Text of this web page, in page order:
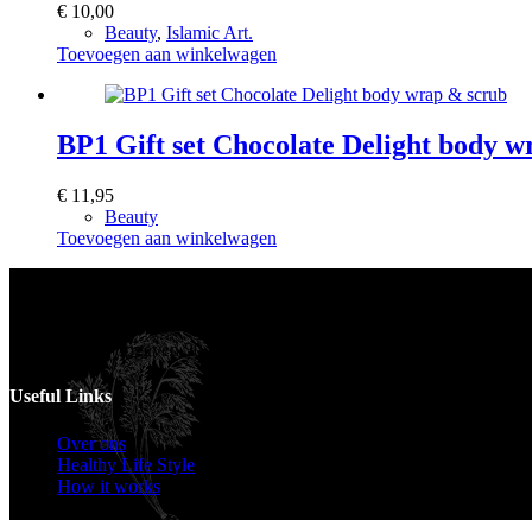
€ 10,00
Beauty, Islamic Art.
Toevoegen aan winkelwagen
BP1 Gift set Chocolate Delight body
€ 11,95
Beauty
Toevoegen aan winkelwagen
Voor catering opgeven 30 dagen van te voren.
Useful Links
Over ons
Healthy Life Style
How it works